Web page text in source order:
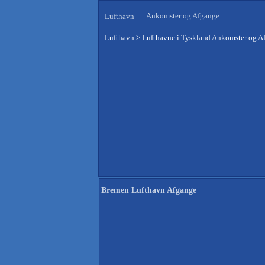
Lufthavn Ankomster og Afgange
Lufthavn > Lufthavne i Tyskland Ankomster og
Bremen Lufthavn Afgange